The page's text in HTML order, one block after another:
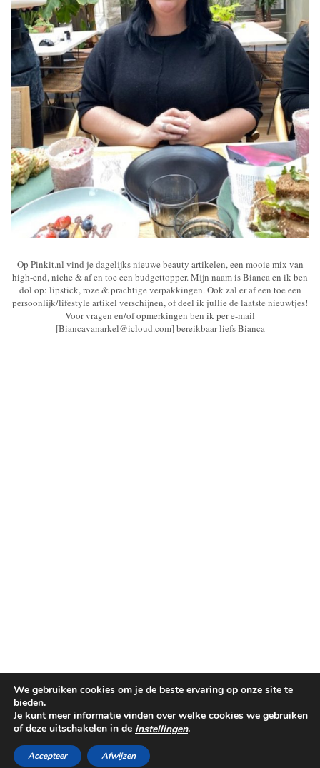
Op Pinkit.nl vind je dagelijks nieuwe beauty artikelen, een mooie mix van
high-end, niche & af en toe een budgettopper. Mijn naam is Bianca en ik ben
dol op: lipstick, roze & prachtige verpakkingen. Ook zal er af een toe een
persoonlijk/lifestyle artikel verschijnen, of deel ik jullie de laatste nieuwtjes!
Voor vragen en/of opmerkingen ben ik per e-mail
[Biancavanarkel@icloud.com] bereikbaar liefs Bianca
©PINKIT.NL 2014-2025
THEME CREATED BY
We gebruiken cookies om je de beste ervaring op onze site te
bieden.
Je kunt meer informatie vinden over welke cookies we gebruiken
of deze uitschakelen in de instellingen.
Accepteer Afwijzen